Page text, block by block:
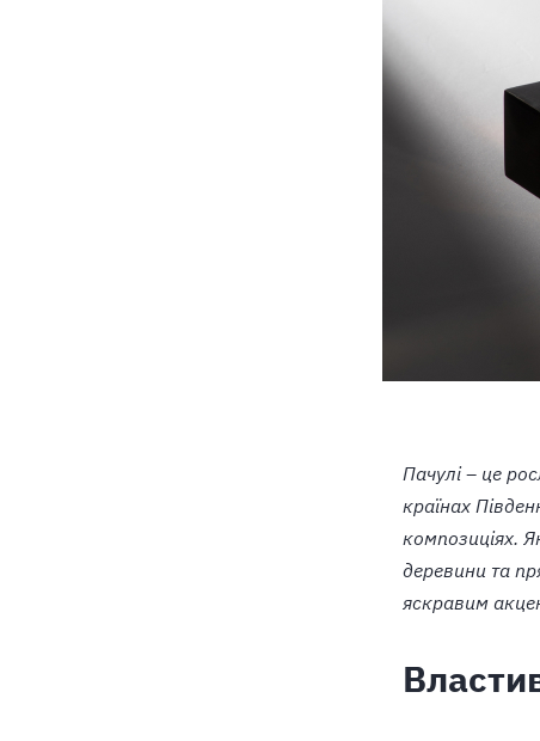
Пачулі – це
країнах
композиціях.
деревини та
яскравим